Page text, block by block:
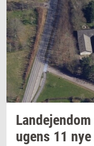
Lan­de­jen­dom
ugens 11 nye